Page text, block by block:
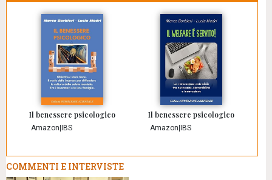
Il benessere psicologico
Amazon|IBS
Il benessere psicologico
Amazon|IBS
COMMENTI E INTERVISTE